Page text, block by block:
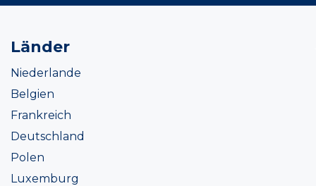
Länder
Niederlande
Belgien
Frankreich
Deutschland
Polen
Luxemburg